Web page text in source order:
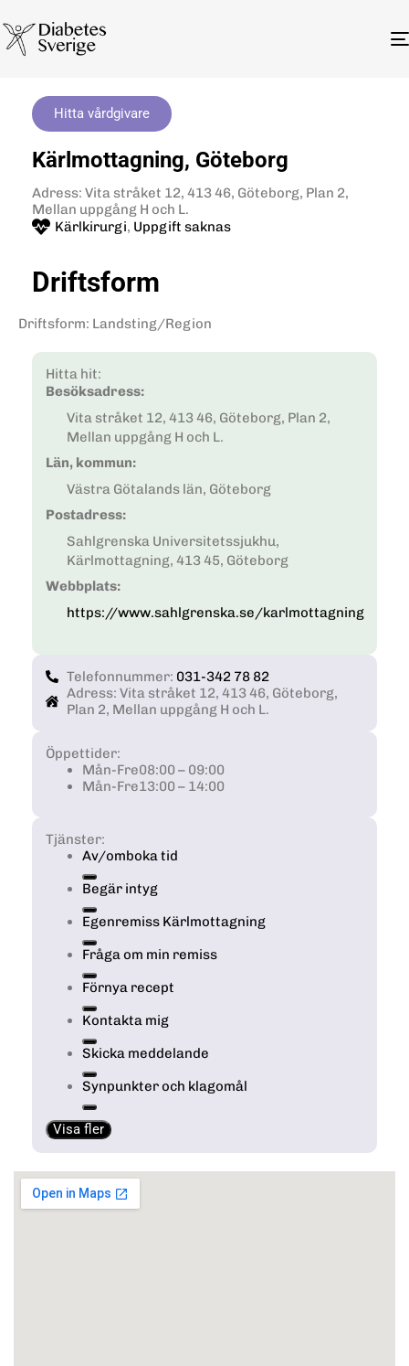
Hitta vårdgivare
Kärlmottagning, Göteborg
Adress: Vita stråket 12, 413 46, Göteborg, Plan 2,
Mellan uppgång H och L.
Kärlkirurgi, Uppgift saknas
Driftsform
Driftsform: Landsting/Region
Hitta hit:
Besöksadress:
Vita stråket 12, 413 46, Göteborg, Plan 2,
Mellan uppgång H och L.
Län, kommun:
Västra Götalands län, Göteborg
Postadress:
Sahlgrenska Universitetssjukhu,
Kärlmottagning, 413 45, Göteborg
Webbplats:
https://www.sahlgrenska.se/karlmottagning
Telefonnummer: 031-342 78 82
Adress: Vita stråket 12, 413 46, Göteborg,
Plan 2, Mellan uppgång H och L.
Öppettider:
Mån-Fre08:00 – 09:00
Mån-Fre13:00 – 14:00
Tjänster:
Av/omboka tid
Begär intyg
Egenremiss Kärlmottagning
Fråga om min remiss
Förnya recept
Kontakta mig
Skicka meddelande
Synpunkter och klagomål
Visa fler